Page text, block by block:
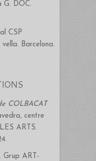
G. DOC.
al CSP
Barcelona.
COLBACAT
centre
ARTS.
. Grup ART-